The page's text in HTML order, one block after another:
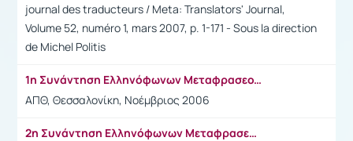
journal des traducteurs / Meta: Translators' Journal,
Volume 52, numéro 1, mars 2007, p. 1-171 - Sous la direction
de Michel Politis
1η Συνάντηση Ελληνόφωνων Μεταφρασεολόγων
ΑΠΘ, Θεσσαλονίκη, Νοέμβριος 2006
2η Συνάντηση Ελληνόφωνων Μεταφρασεολόγων